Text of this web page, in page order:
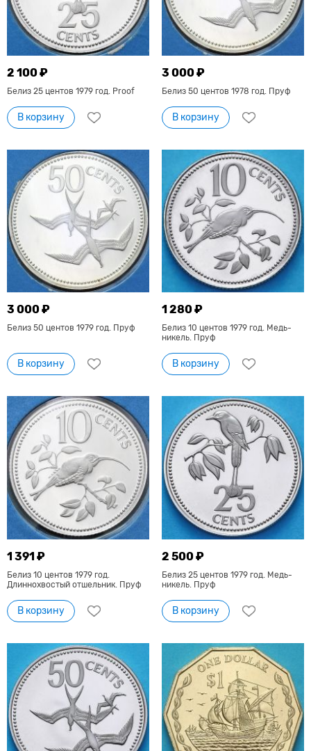
2 100 ₽
Белиз 25 центов 1979 год. Proof
В корзину
3 000 ₽
Белиз 50 центов 1978 год. Пруф
В корзину
3 000 ₽
Белиз 50 центов 1979 год. Пруф
В корзину
1 280 ₽
Белиз 10 центов 1979 год. Медь-
никель. Пруф
В корзину
1 391 ₽
Белиз 10 центов 1979 год.
Длиннохвостый отшельник. Пруф
В корзину
2 500 ₽
Белиз 25 центов 1979 год. Медь-
никель. Пруф
В корзину